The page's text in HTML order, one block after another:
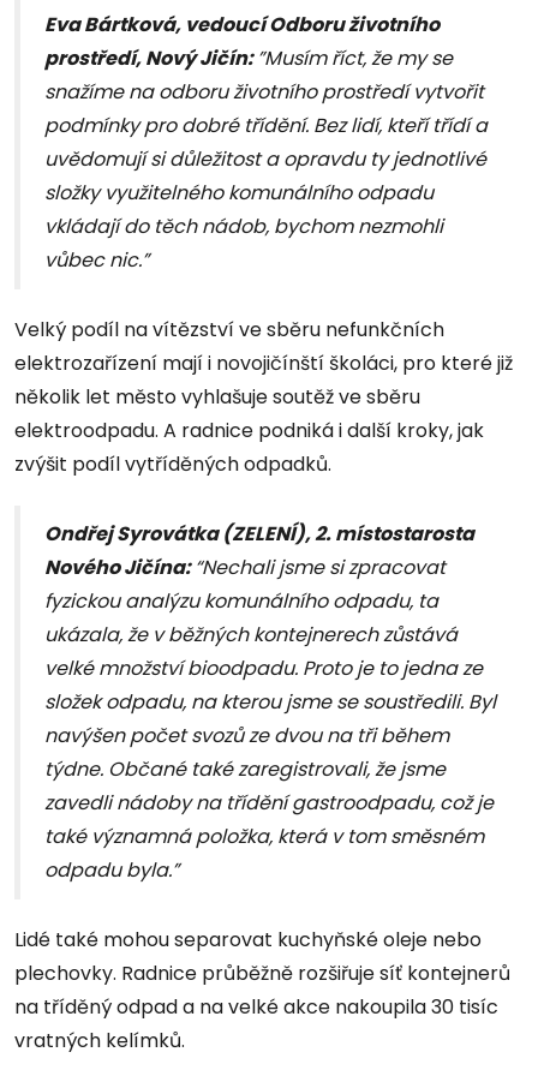
Eva Bártková, vedoucí Odboru životního
prostředí, Nový Jičín:”Musím říct, že my se
snažíme na odboru životního prostředí vytvořit
podmínky pro dobré třídění. Bez lidí, kteří třídí a
uvědomují si důležitost a opravdu ty jednotlivé
složky využitelného komunálního odpadu
vkládají do těch nádob, bychom nezmohli
vůbec nic.”
Velký podíl na vítězství ve sběru nefunkčních
elektrozařízení mají i novojičínští školáci, pro které již
několik let město vyhlašuje soutěž ve sběru
elektroodpadu. A radnice podniká i další kroky, jak
zvýšit podíl vytříděných odpadků.
Ondřej Syrovátka (ZELENÍ), 2. místostarosta
Nového Jičína:“Nechali jsme si zpracovat
fyzickou analýzu komunálního odpadu, ta
ukázala, že v běžných kontejnerech zůstává
velké množství bioodpadu. Proto je to jedna ze
složek odpadu, na kterou jsme se soustředili. Byl
navýšen počet svozů ze dvou na tři během
týdne. Občané také zaregistrovali, že jsme
zavedli nádoby na třídění gastroodpadu, což je
také významná položka, která v tom směsném
odpadu byla.”
Lidé také mohou separovat kuchyňské oleje nebo
plechovky. Radnice průběžně rozšiřuje síť kontejnerů
na tříděný odpad a na velké akce nakoupila 30 tisíc
vratných kelímků.